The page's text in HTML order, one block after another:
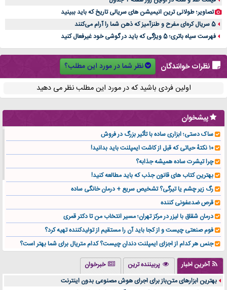
تصاویر؛ طولانی ترین انیمیشن های سریالی تاریخ که باید ببینید
5 سریال کره‌ای مفرح و طنزآمیز که ذهن شما را آرام می‌کنند
فهرست سیاه باتری؛ 5 ویژگی که باید در گوشی خود غیرفعال کنید
نظرات خوانندگان
نظر شما در مورد این مطلب؟
اولین فردی باشید که در مورد این مطلب نظر می دهید
پیشخوان
ساک دستی؛ ابزاری ساده با تأثیر بزرگ در فروش
۱۰ نکتهٔ حیاتی که قبل از کاشت ایمپلنت باید بدانید!
چرا تیشرت ساده همیشه جذابه؟
بهترین کتاب های قانون جذب که باید مطالعه کنید!
رگ زیر چشم یا تیرگی؟ تشخیص سریع + درمان خانگی ساده
قرص ضدعفونی کننده
درمان شقاق با لیزر در مرکز تهران؛ مسیر انتخاب من تا دکتر قمری
فوم صنعتی چیست و از کجا باید آن را مستقیم از تولیدکننده تهیه کرد؟
جنس هر کدام از اجزای ایمپلنت دندان چیست؟ کدام متریال برای شما بهتر است؟
تولید لیوان کاغذی یک کسب‌ و کار پر سود و رو‌ به‌ رشد در بازار ایران
درد زانو بعد از تمرین با تردمیل؟ شاید مشکل از این انتخاب باشد
آینده موسیقی هم‌اکنون در اینجاست
آخرین اخبار پربیننده ترین
خبرخوان
بهترین ابزارهای متن‌باز برای اجرای هوش مصنوعی بدون اینترنت